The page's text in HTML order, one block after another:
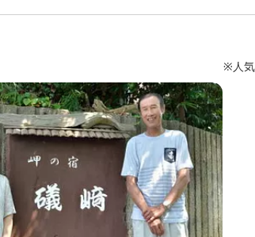
※人気